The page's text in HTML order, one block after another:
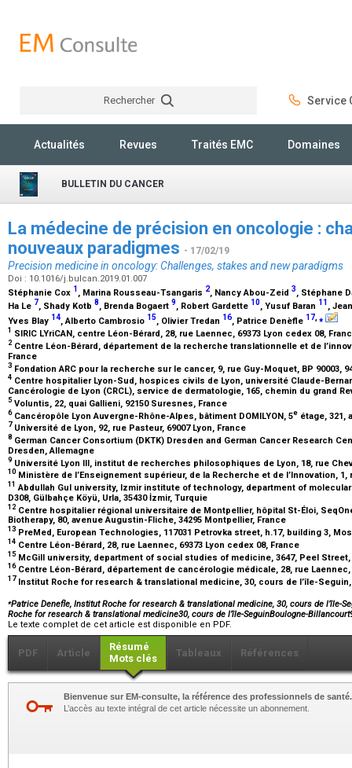
Rechercher Service
Actualités Revues Traités EMC Domaines
BULLETIN DU CANCER
La médecine de précision en oncologie :
nouveaux paradigmes - 17/02/19
Precision medicine in oncology: Challenges, stakes and new paradigms
Doi : 10.1016/j.bulcan.2019.01.007
Stéphanie Cox 1 , Marina Rousseau-Tsangaris 2, Nancy Abou-Zeid 3, Stéphane
Ha Le 7, Shady Kotb 8, Brenda Bogaert 9, Robert Gardette 10, Yusuf Baran 11 ,
Yves Blay 14, Alberto Cambrosio 15, Olivier Tredan 16, Patrice Denèfle 17,⁎
1 SIRIC LYriCAN, centre Léon-Bérard, 28, rue Laennec, 69373 Lyon cedex 08,
2 Centre Léon-Bérard, département de la recherche translationnelle et de
France
3 Fondation ARC pour la recherche sur le cancer, 9, rue Guy-Moquet, BP 90003,
4 Centre hospitalier Lyon-Sud, hospices civils de Lyon, université Claude-
Cancérologie de Lyon (CRCL), service de dermatologie, 165, chemin du grand
5 Voluntis, 22, quai Gallieni, 92150 Suresnes, France
6Cancéropôle Lyon Auvergne-Rhône-Alpes, bâtiment DOMILYON, 5e étage, 321,
7 Université de Lyon, 92, rue Pasteur, 69007 Lyon, France
8 German Cancer Consortium (DKTK) Dresden and German Cancer Research
Dresden, Allemagne
9 Université Lyon III, institut de recherches philosophiques de Lyon, 18, rue
10 Ministère de l’Enseignement supérieur, de la Recherche et de l’Innovation,
11 Abdullah Gul university, Izmir institute of technology, department of
D308, Gülbahçe Köyü, Urla, 35430 İzmir, Turquie
12 Centre hospitalier régional universitaire de Montpellier, hôpital St-Éloi,
Biotherapy, 80, avenue Augustin-Fliche, 34295 Montpellier, France
13 PreMed, European Technologies, 117031 Petrovka street, h.17, building 3,
14 Centre Léon-Bérard, 28, rue Laennec, 69373 Lyon cedex 08, France
15 McGill university, department of social studies of medicine, 3647, Peel Street,
16Centre Léon-Bérard, département de cancérologie médicale, 28, rue Laennec,
17 Institut Roche for research & translational medicine, 30, cours de l’île-
⁎Patrice Denefle, Institut Roche for research & translational medicine, 30, cours de l’île-
Roche for research & translational medicine30, cours de l’île-SeguinBoulogne-
Le texte complet de cet article est disponible en PDF.
PDF Article
Résumé
Mots clés
Tableaux Références
Bienvenue sur EM-consulte, la référence des professionnels de santé.
L’accès au texte intégral de cet article nécessite un abonnement.